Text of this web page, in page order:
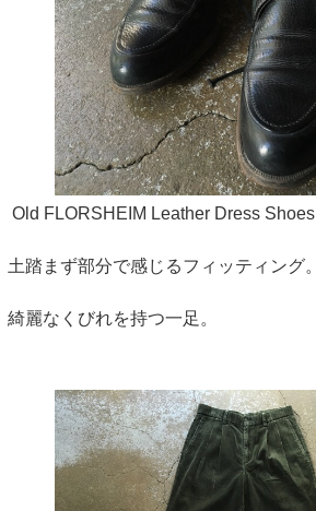
Old FLORSHEIM Leather Dress Shoes
土踏まず部分で感じるフィッティング。
綺麗なくびれを持つ一足。